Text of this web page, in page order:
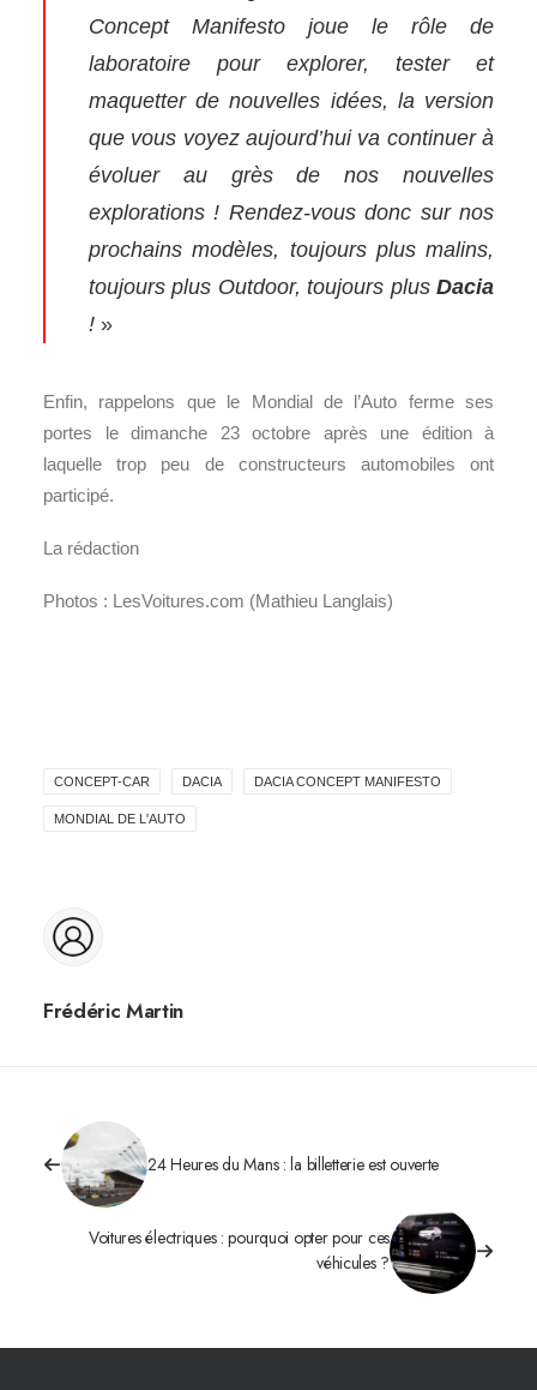
Concept Manifesto joue le rôle de
laboratoire pour explorer, tester et
maquetter de nouvelles idées, la version
que vous voyez aujourd’hui va continuer à
évoluer au grès de nos nouvelles
explorations ! Rendez-vous donc sur nos
prochains modèles, toujours plus malins,
toujours plus Outdoor, toujours plus Dacia
! »
Enfin, rappelons que le Mondial de l’Auto ferme ses
portes le dimanche 23 octobre après une édition à
laquelle trop peu de constructeurs automobiles ont
participé.
La rédaction
Photos : LesVoitures.com (Mathieu Langlais)
CONCEPT-CAR DACIA DACIA CONCEPT MANIFESTO
MONDIAL DE L'AUTO
Frédéric Martin
24 Heures du Mans : la billetterie est ouverte
Voitures électriques : pourquoi opter pour ces
véhicules ?